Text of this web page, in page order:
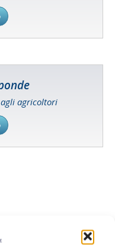
agricoltori